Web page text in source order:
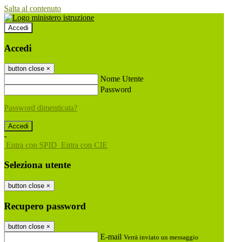
Salta al contenuto
Accedi
Accedi
button close ×
Nome Utente
Password
Password dimenticata?
-
Entra con SPID Entra con CIE
Seleziona utente
button close ×
Recupero password
button close ×
E-mail Verrà inviato un messaggio